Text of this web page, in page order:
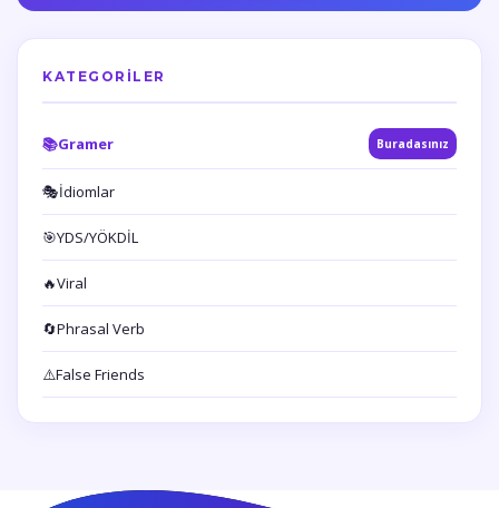
KATEGORILER
📚Gramer Buradasınız
🎭İdiomlar
🎯YDS/YÖKDİL
🔥Viral
🔄Phrasal Verb
⚠️False Friends